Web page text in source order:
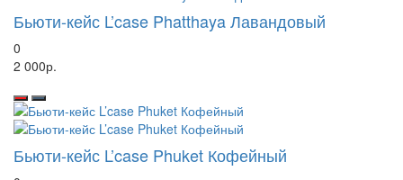
Бьюти-кейс L’case Phatthaya Лавандовый
0
2 000р.
Бьюти-кейс L’case Phuket Кофейный